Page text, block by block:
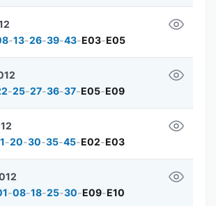
-13-26-39-43-E03-E05
-25-27-36-37-E05-E09
-20-30-35-45-E02-E03
-08-18-25-30-E09-E10